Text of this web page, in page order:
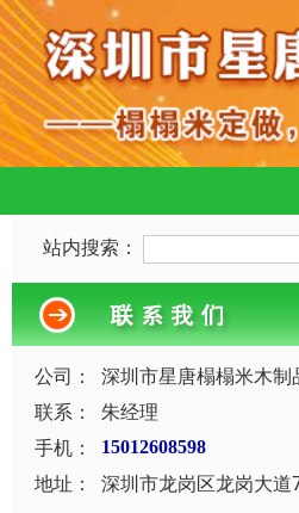
站内搜索：
公司：
深圳市星唐榻榻米木制
联系：
朱经理
手机：
15012608598
地址：
深圳市龙岗区龙岗大道